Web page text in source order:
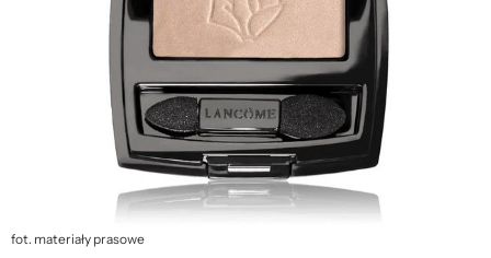
fot. materiały prasowe